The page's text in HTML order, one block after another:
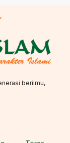
berilmu,